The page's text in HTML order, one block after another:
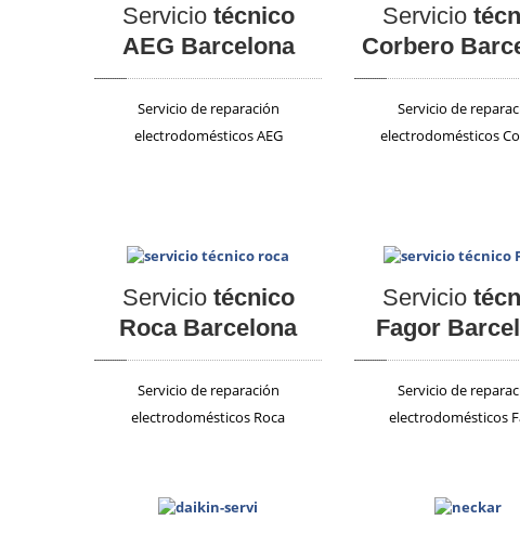
Serviciotécnico
AEG Barcelona
Servicio de reparación
electrodomésticos AEG
Servicio
Corbero
Servicio de
electrodomésticos
Serviciotécnico
Roca Barcelona
Servicio de reparación
electrodomésticos Roca
Servicio
Fagor
Servicio de
electrodomésticos